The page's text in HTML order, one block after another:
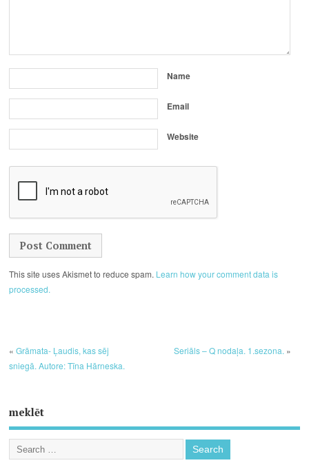
Name
Email
Website
This site uses Akismet to reduce spam. Learn how your comment data is
processed.
«Grāmata- Ļaudis, kas sēj
sniegā. Autore: Tīna Hārneska.
Seriāls – Q nodaļa. 1.sezona. »
meklēt